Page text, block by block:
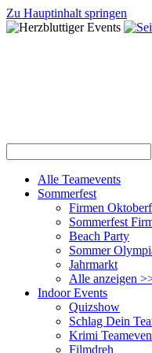
Zu Hauptinhalt springen
Alle Teamevents
Sommerfest
Firmen
Sommerfest
Beach Party
Sommer
Jahrmarkt
Alle anzeigen
Indoor Events
Quizshow
Schlag Dein
Krimi
Filmdreh